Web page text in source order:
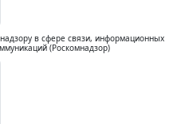
в сфере связи, информационных
(Роскомнадзор)